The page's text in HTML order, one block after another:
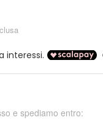
e spediamo entro: